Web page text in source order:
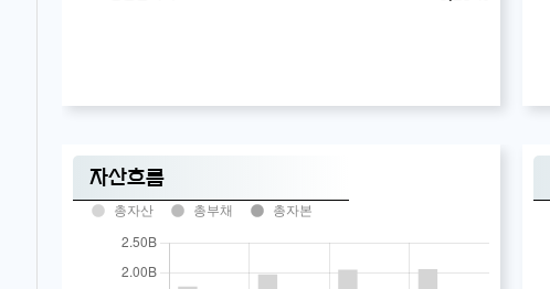
자산흐름
총자산 총부채 총자본